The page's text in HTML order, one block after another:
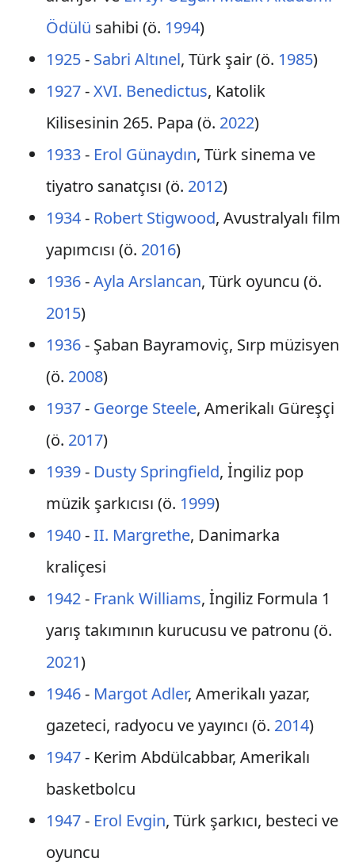
Ödülü sahibi (ö. 1994)
1925- Sabri Altınel, Türk şair (ö. 1985)
1927-XVI. Benedictus, Katolik
Kilisesinin 265. Papa (ö. 2022)
1933- Erol Günaydın, Türk sinema ve
tiyatro sanatçısı (ö. 2012)
1934- Robert Stigwood, Avustralyalı film
yapımcısı (ö. 2016)
1936-Ayla Arslancan, Türk oyuncu (ö.
2015)
1936- Şaban Bayramoviç, Sırp müzisyen
(ö. 2008)
1937- George Steele, Amerikalı Güreşçi
(ö. 2017)
1939- Dusty Springfield, İngiliz pop
müzik şarkıcısı (ö. 1999)
1940-II. Margrethe, Danimarka
kraliçesi
1942- Frank Williams, İngiliz Formula 1
yarış takımının kurucusu ve patronu (ö.
2021)
1946- Margot Adler, Amerikalı yazar,
gazeteci, radyocu ve yayıncı (ö. 2014)
1947- Kerim Abdülcabbar, Amerikalı
basketbolcu
1947- Erol Evgin, Türk şarkıcı, besteci ve
oyuncu